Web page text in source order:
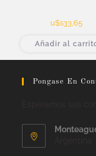
u$s33,65
Añadir al
Pongase En